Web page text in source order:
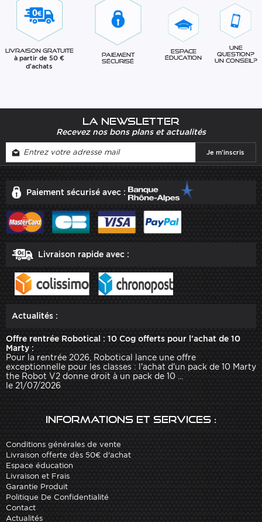
Livraison gratuite
à partir de 50 €
d'achats
Paiement
sécurisé
Espace
éducation
Une
question?
Un conseil?
La newsletter
Recevez nos bons plans et actualités
Paiement sécurisé avec :
Livraison rapide avec :
Actualités :
Offre rentrée Robotical : 10 Cog offerts pour l'achat de 10
Marty :
Pour la rentrée 2026, Robotical lance une offre
exceptionnelle pour les classes : l'achat d'un pack de 10 Marty
the Robot V2 donne droit à un pack de 10 ...
le 21/07/2026
Informations et services :
Conditions générales de vente
Livraison offerte dès 50€ d'achat
Espace éducation
Livraison et Frais
Garantie Produit
Politique De Confidentialité
Contact
Actualités